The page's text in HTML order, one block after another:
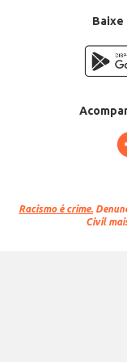
Baixe
Racismo é crime.
Civil